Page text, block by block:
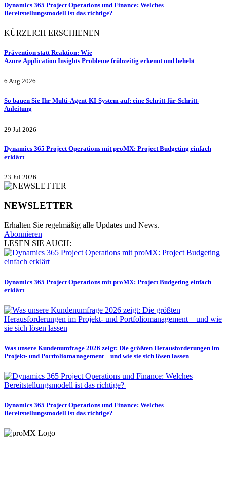
Dynamics 365 Project Operations und Finance: Welches
Bereitstellungsmodell ist das richtige?
KÜRZLICH ERSCHIENEN
Prävention statt Reaktion: Wie
Azure Application Insights Probleme frühzeitig erkennt und behebt
6 Aug 2026
So bauen Sie Ihr Multi-Agent-KI-System auf: eine Schritt-für-Schritt-
Anleitung
29 Jul 2026
Dynamics 365 Project Operations mit proMX: Project Budgeting einfach
erklärt
23 Jul 2026
NEWSLETTER
Erhalten Sie regelmäßig alle Updates und News.
Abonnieren
LESEN SIE AUCH:
Dynamics 365 Project Operations mit proMX: Project Budgeting einfach
erklärt
Was unsere Kundenumfrage 2026 zeigt: Die größten Herausforderungen im
Projekt- und Portfoliomanagement – und wie sie sich lösen lassen
Dynamics 365 Project Operations und Finance: Welches
Bereitstellungsmodell ist das richtige?